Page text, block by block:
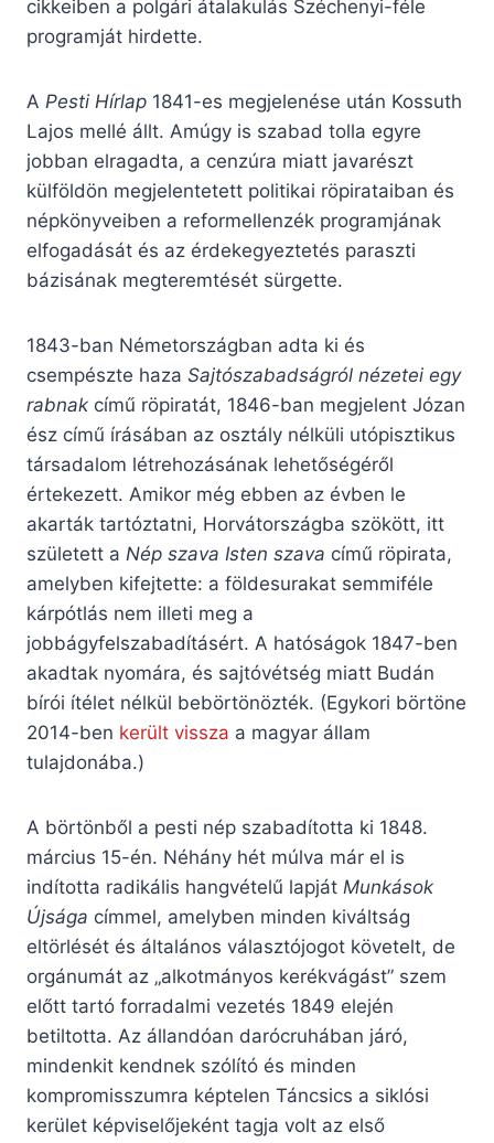
cikkeiben a polgári átalakulás Széchenyi-féle
programját hirdette.
A Pesti Hírlap 1841-es megjelenése után Kossuth
Lajos mellé állt. Amúgy is szabad tolla egyre
jobban elragadta, a cenzúra miatt javarészt
külföldön megjelentetett politikai röpirataiban és
népkönyveiben a reformellenzék programjának
elfogadását és az érdekegyeztetés paraszti
bázisának megteremtését sürgette.
1843-ban Németországban adta ki és
csempészte haza Sajtószabadságról nézetei egy
rabnak című röpiratát, 1846-ban megjelent Józan
ész című írásában az osztály nélküli utópisztikus
társadalom létrehozásának lehetőségéről
értekezett. Amikor még ebben az évben le
akarták tartóztatni, Horvátországba szökött, itt
született a Nép szava Isten szava című röpirata,
amelyben kifejtette: a földesurakat semmiféle
kárpótlás nem illeti meg a
jobbágyfelszabadításért. A hatóságok 1847-ben
akadtak nyomára, és sajtóvétség miatt Budán
bírói ítélet nélkül bebörtönözték. (Egykori börtöne
2014-ben került vissza a magyar állam
tulajdonába.)
A börtönből a pesti nép szabadította ki 1848.
március 15-én. Néhány hét múlva már el is
indította radikális hangvételű lapját Munkások
Újsága címmel, amelyben minden kiváltság
eltörlését és általános választójogot követelt, de
orgánumát az „alkotmányos kerékvágást” szem
előtt tartó forradalmi vezetés 1849 elején
betiltotta. Az állandóan darócruhában járó,
mindenkit kendnek szólító és minden
kompromisszumra képtelen Táncsics a siklósi
kerület képviselőjeként tagja volt az első